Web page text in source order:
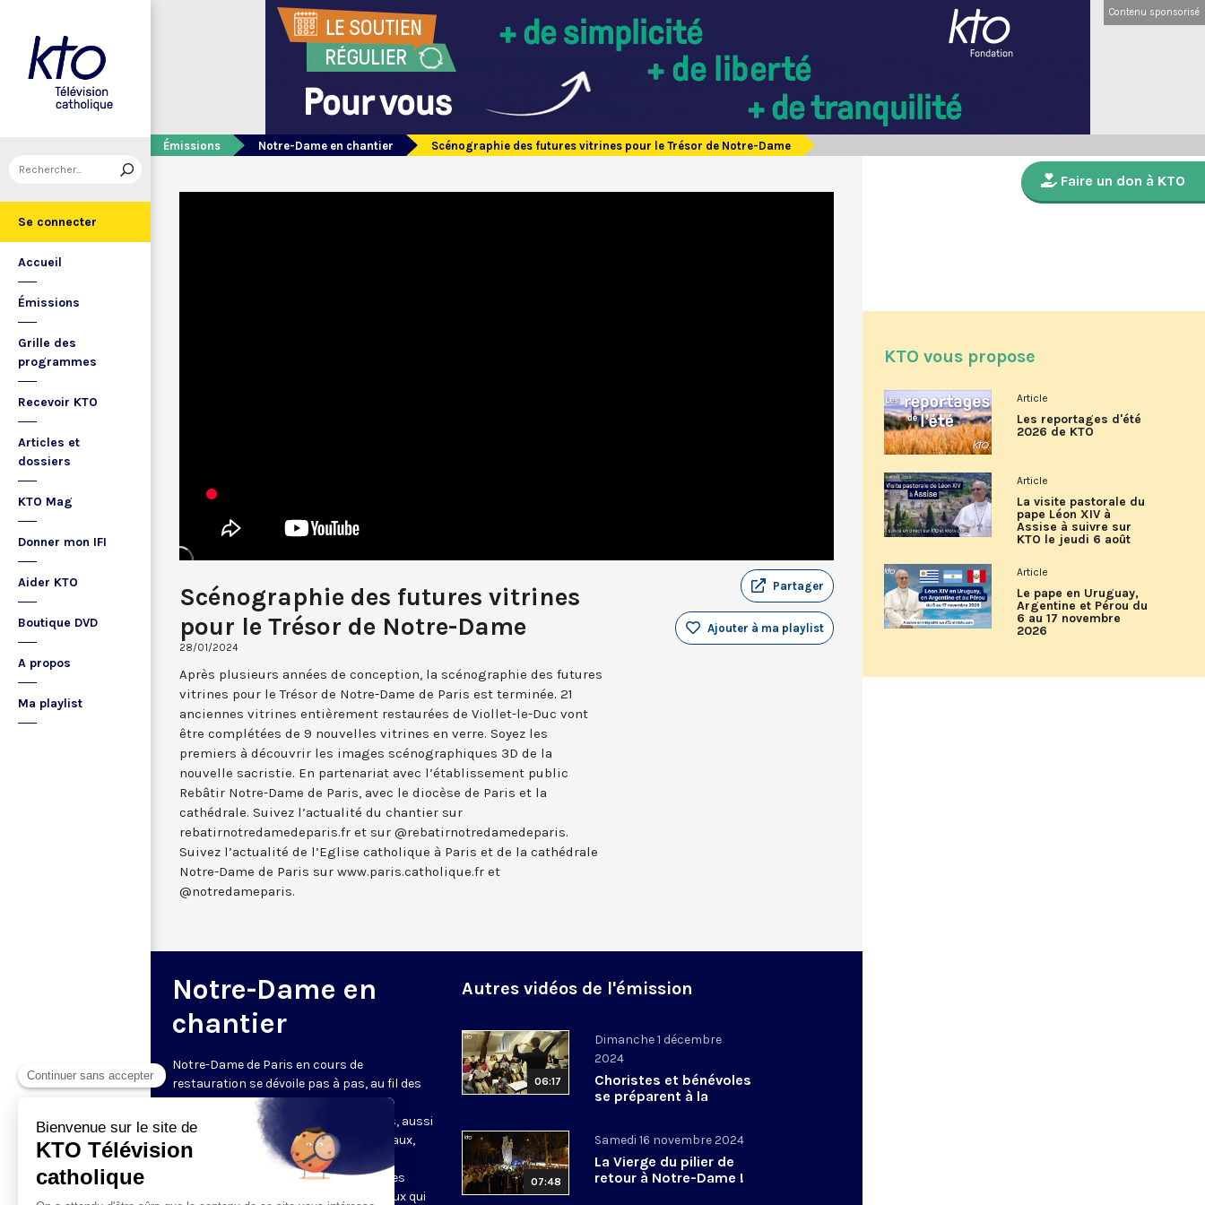
Se connecter
Accueil
Émissions
Grille des
programmes
Recevoir KTO
Articles et
dossiers
KTO Mag
Donner mon IFI
Aider KTO
Boutique DVD
A propos
Ma playlist
Contenu sponsorisé
Émissions Notre-Dame en chantier Scénographie des futures vitrines pour le Trésor de Notre-Dame
Scénographie des futures vitrines
pour le Trésor de Notre-Dame
28/01/2024
Partager
Ajouter à ma playlist
Après plusieurs années de conception, la scénographie des futures
vitrines pour le Trésor de Notre-Dame de Paris est terminée. 21
anciennes vitrines entièrement restaurées de Viollet-le-Duc vont
être complétées de 9 nouvelles vitrines en verre. Soyez les
premiers à découvrir les images scénographiques 3D de la
nouvelle sacristie. En partenariat avec l’établissement public
Rebâtir Notre-Dame de Paris, avec le diocèse de Paris et la
cathédrale. Suivez l’actualité du chantier sur
rebatirnotredamedeparis.fr et sur @rebatirnotredamedeparis.
Suivez l’actualité de l’Eglise catholique à Paris et de la cathédrale
Notre-Dame de Paris sur www.paris.catholique.fr et
@notredameparis.
Notre-Dame en
chantier
Notre-Dame de Paris en cours de
restauration se dévoile pas à pas, au fil des
rencontres avec les charpentiers, les
couvreurs, les sculpteurs, les artisans, aussi
bien qu’avec les responsables ecclésiaux,
ceux engagés dans l’aménagement
liturgique ou dans le projet d’accueil des
pèlerins et des touristes. Retrouvez ceux qui
Autres vidéos de l'émission
06:17
Dimanche 1 décembre
2024
Choristes et bénévoles
se préparent à la
07:48
Samedi 16 novembre 2024
La Vierge du pilier de
retour à Notre-Dame !
Faire un don à KTO
KTO vous propose
Article
Les reportages d'été
2026 de KTO
Article
La visite pastorale du
pape Léon XIV à
Assise à suivre sur
KTO le jeudi 6 août
Article
Le pape en Uruguay,
Argentine et Pérou du
6 au 17 novembre
2026